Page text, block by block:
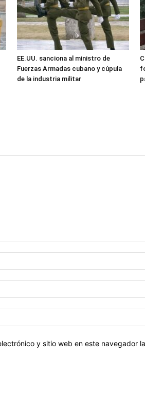
EE.UU. sanciona al ministro de
Fuerzas Armadas cubano y cúpula
de la industria militar
y sitio web en este navegador